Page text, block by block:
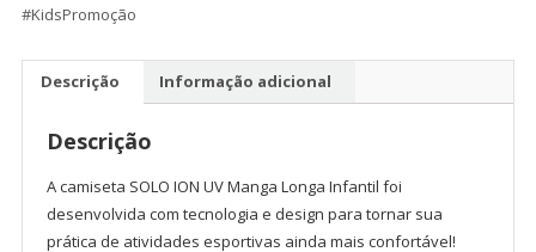
com
Solo
quantidade
#KidsPromoção
Descrição Informação adicional
Descrição
A camiseta SOLO ION UV Manga Longa Infantil foi
desenvolvida com tecnologia e design para tornar sua
prática de atividades esportivas ainda mais confortável!